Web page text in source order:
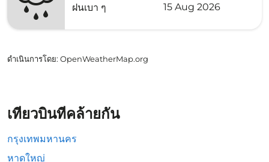
ฝนเบา ๆ
15 Aug 2026
ดำเนินการโดย: OpenWeatherMap.org
เที่ยวบินที่คล้ายกัน
กรุงเทพมหานคร
หาดใหญ่